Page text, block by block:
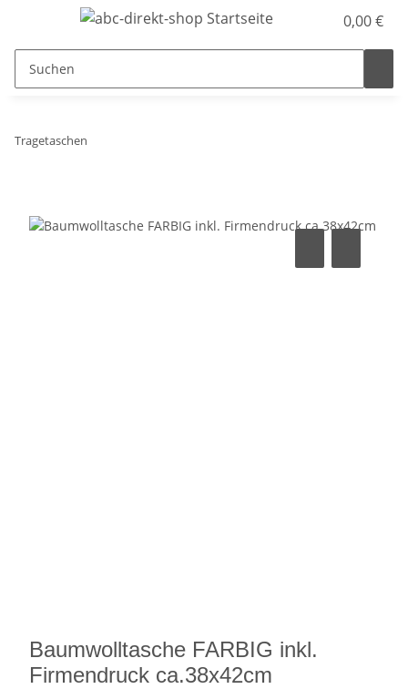
0,00 €
Tragetaschen
Baumwolltasche FARBIG inkl.
Firmendruck ca.38x42cm